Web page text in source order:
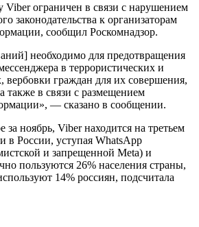
Viber ограничен в связи с нарушением
законодательства к организаторам
сообщил Роскомнадзор.
необходимо для предотвращения
в террористических и
вербовки граждан для их совершения,
также в связи с размещением
— сказано в сообщении.
ноябрь, Viber находится на третьем
в России, уступая WhatsApp
и запрещенной Meta) и
пользуются 26% населения страны,
14% россиян, подсчитала